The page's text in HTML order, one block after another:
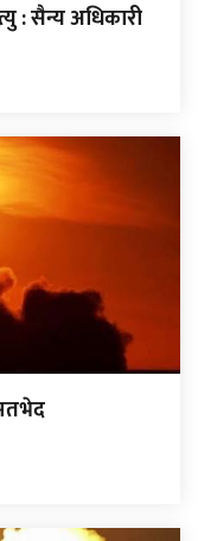
: सैन्य अधिकारी
मतभेद